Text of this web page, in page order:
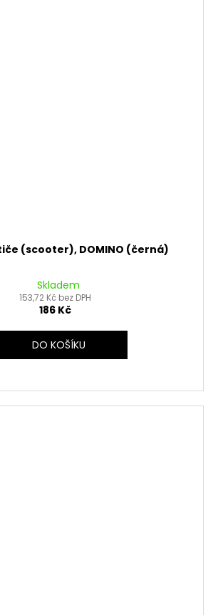
(scooter), DOMINO (černá)
Skladem
153,72 Kč bez DPH
186 Kč
DO KOŠÍKU